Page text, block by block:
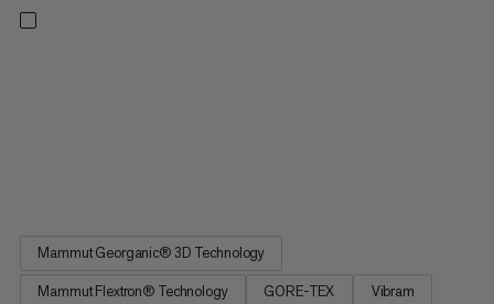
Mammut Georganic® 3D Technology
Mammut Flextron® Technology GORE-TEX
Vibram